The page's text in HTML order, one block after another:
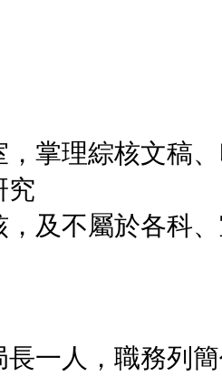
，掌理綜核文稿
究
及不屬於各科
長一人，職務列